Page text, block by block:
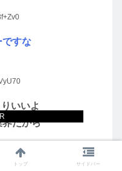
ですな
いいよ
界だから
トップ サイドバー